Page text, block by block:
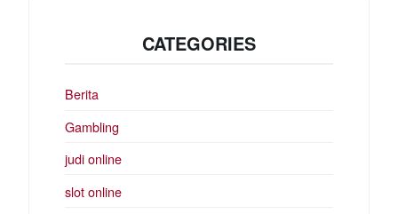
CATEGORIES
Berita
Gambling
judi online
slot online